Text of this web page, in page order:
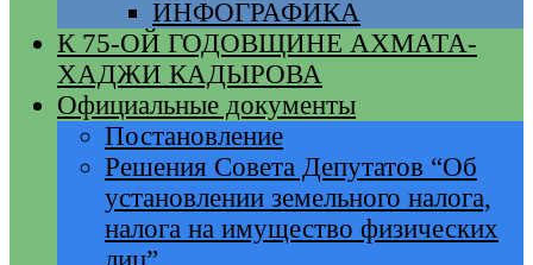
ИНФОГРАФИКА
К 75-ОЙ ГОДОВЩИНЕ АХМАТА-
ХАДЖИ КАДЫРОВА
Официальные документы
Постановление
Решения Совета Депутатов “Об
установлении земельного налога,
налога на имущество физических